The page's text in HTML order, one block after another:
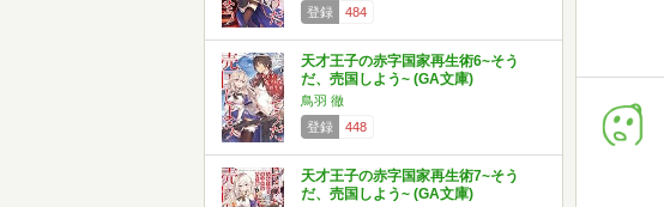
登録
484
天才王子の赤字国家再生術6~そう
だ、売国しよう~ (GA文庫)
鳥羽 徹
登録
448
天才王子の赤字国家再生術7~そう
だ、売国しよう~ (GA文庫)